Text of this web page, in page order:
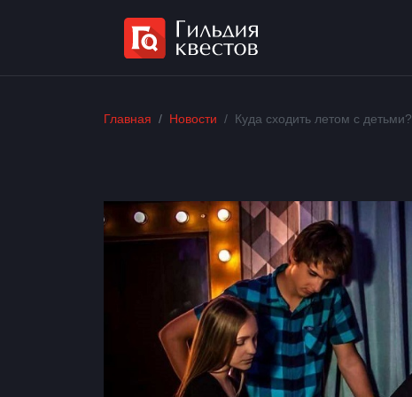
Главная Новости Куда сходить летом с детьми?